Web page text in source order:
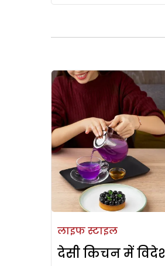
लाइफ स्टाइल
देसी किचन में